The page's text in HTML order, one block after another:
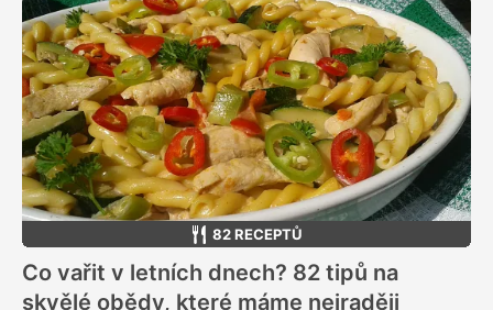
82 RECEPTŮ
Co vařit v letních dnech? 82 tipů na
skvělé obědy, které máme nejraději